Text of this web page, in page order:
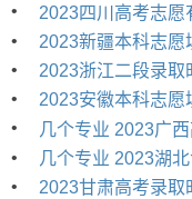
•
2023四川高考志愿
•
2023新疆本科志愿
•
2023浙江二段录取
•
2023安徽本科志愿
•
几个专业 2023广
•
几个专业 2023湖
•
2023甘肃高考录取